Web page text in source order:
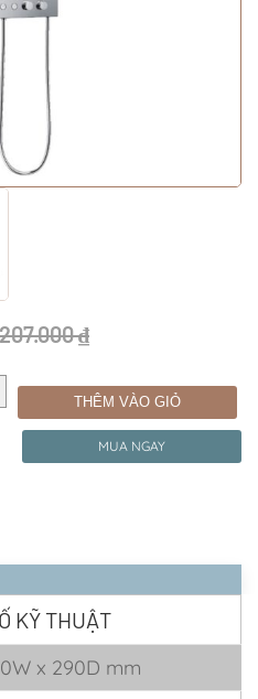
₫
THÊM VÀO GIỎ
MUA NGAY
KỸ THUẬT
x 290D mm